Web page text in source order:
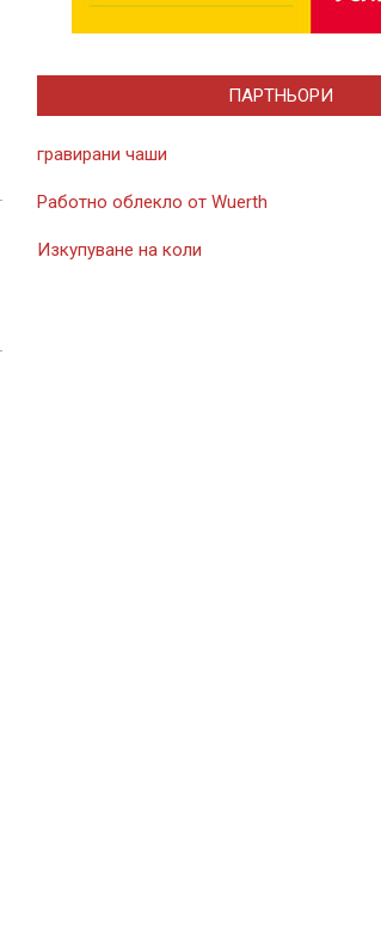
ПАРТНЬОРИ
гравирани чаши
Работно облекло от Wuerth
Изкупуване на коли